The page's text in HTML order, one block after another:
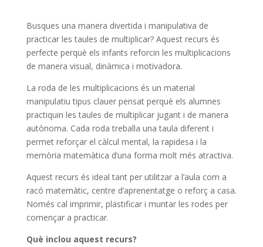
Busques una manera divertida i manipulativa de
practicar les taules de multiplicar? Aquest recurs és
perfecte perquè els infants reforcin les multiplicacions
de manera visual, dinàmica i motivadora.
La roda de les multiplicacions és un material
manipulatiu tipus clauer pensat perquè els alumnes
practiquin les taules de multiplicar jugant i de manera
autònoma. Cada roda treballa una taula diferent i
permet reforçar el càlcul mental, la rapidesa i la
memòria matemàtica d’una forma molt més atractiva.
Aquest recurs és ideal tant per utilitzar a l’aula com a
racó matemàtic, centre d’aprenentatge o reforç a casa.
Només cal imprimir, plastificar i muntar les rodes per
començar a practicar.
Què inclou aquest recurs?